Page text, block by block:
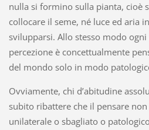
nulla si formino sulla pianta, cioè
collocare il seme, né luce ed aria
svilupparsi. Allo stesso modo
percezione è concettualmente
del mondo solo in modo
Ovviamente, chi d’abitudine
subito ribattere che il pensare
unilaterale o sbagliato o